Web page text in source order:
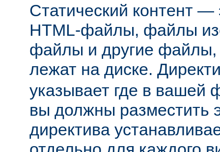
Статический контент —
HTML-файлы, файлы
файлы и другие файлы,
лежат на диске.
указывает где в вашей
вы должны разместить
директива